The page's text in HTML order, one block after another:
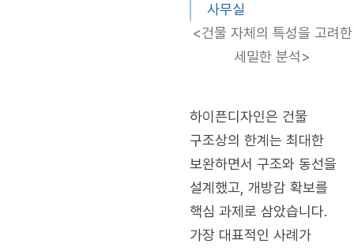
사무실
<건물 자체의 특성을 고려한
세밀한 분석>
하이픈디자인은 건물
구조상의 한계는 최대한
보완하면서 구조와 동선을
설계했고, 개방감 확보를
핵심 과제로 삼았습니다.
가장 대표적인 사례가